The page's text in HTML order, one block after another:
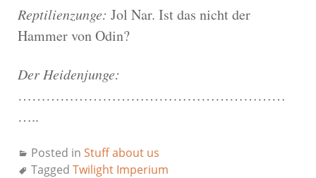
Reptilienzunge: Jol Nar. Ist das nicht der
Hammer von Odin?
Der Heidenjunge:
…………………………………………………
…..
Posted in Stuff about us
Tagged Twilight Imperium